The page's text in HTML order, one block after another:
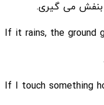
بنفش می گیری.